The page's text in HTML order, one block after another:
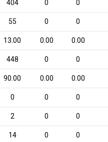
404 0 0
55 0 0
13.00 0.00 0.00
448 0 0
90.00 0.00 0.00
0 0 0
2 0 0
14 0 0